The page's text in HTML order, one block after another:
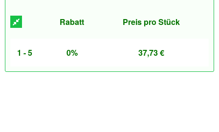
Rabatt Preis pro Stück
1 - 5 0% 37,73€